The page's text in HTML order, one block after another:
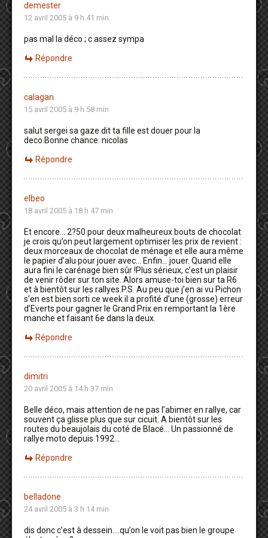
demester
12 avril 2005 à 9 h 41 min
pas mal la déco ; c assez sympa
Répondre
calagan
15 avril 2005 à 9 h 58 min
salut sergei sa gaze dit ta fille est douer pour la
deco.Bonne chance. nicolas
Répondre
elbeo
18 avril 2005 à 18 h 47 min
Et encore… 2?50 pour deux malheureux bouts de chocolat
je crois qu’on peut largement optimiser les prix de revient :
deux morceaux de chocolat de ménage et elle aura même
le papier d’alu pour jouer avec… Enfin… jouer. Quand elle
aura fini le carénage bien sûr !Plus sérieux, c’est un plaisir
de venir rôder sur ton site. Alors amuse-toi bien sur ta R6
et à bientôt sur les rallyes.P.S. Au peu que j’en ai vu Pichon
s’en est bien sorti ce week il a profité d’une (grosse) erreur
d’Everts pour gagner le Grand Prix en remportant la 1ère
manche et faisant 6e dans la deux.
Répondre
dimitri
20 avril 2005 à 14 h 37 min
Belle déco, mais attention de ne pas l’abimer en rallye, car
souvent ça glisse plus que sur cicuit. A bientôt sur les
routes du beaujolais du coté de Blacé… Un passionné de
rallye moto depuis 1992…
Répondre
belladone
24 avril 2005 à 3 h 14 min
dis donc c’est à dessein….qu’on le voit pas bien le groupe